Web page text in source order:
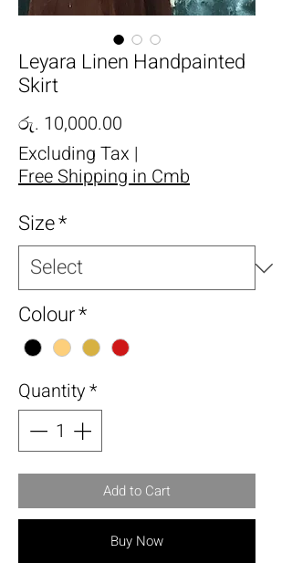
Leyara Linen Handpainted
Skirt
රු. 10,000.00
Excluding Tax |
Free Shipping in Cmb
Size*
Colour*
Quantity*
Add to Cart
Buy Now